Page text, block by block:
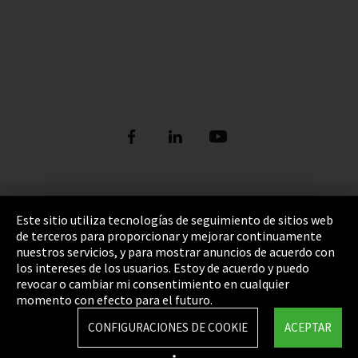
Pie de imprenta
Política de privacidad
Cookie Settings
Términos y Condiciones
Mapa del sitio
Integrity Line
Este sitio utiliza tecnologías de seguimiento de sitios web
de terceros para proporcionar y mejorar continuamente
nuestros servicios, y para mostrar anuncios de acuerdo con
los intereses de los usuarios. Estoy de acuerdo y puedo
revocar o cambiar mi consentimiento en cualquier
momento con efecto para el futuro.
ACEPTAR
CONFIGURACIONES DE COOKIE